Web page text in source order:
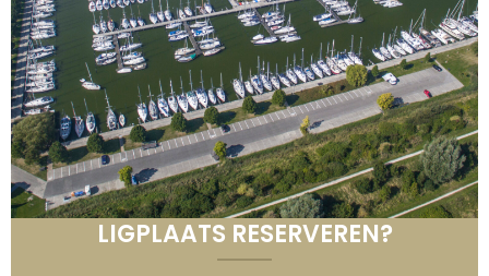
LIGPLAATS RESERVEREN?